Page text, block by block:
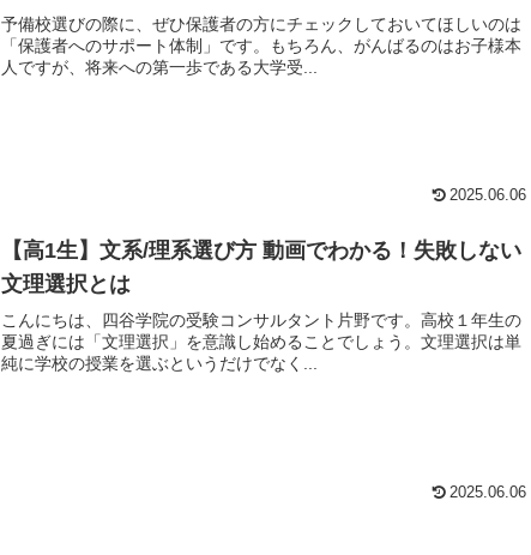
予備校選びの際に、ぜひ保護者の方にチェックしておいてほしいのは
「保護者へのサポート体制」です。もちろん、がんばるのはお子様本
人ですが、将来への第一歩である大学受...
2025.06.06
【高1生】文系/理系選び方 動画でわかる！失敗しない
文理選択とは
こんにちは、四谷学院の受験コンサルタント片野です。高校１年生の
夏過ぎには「文理選択」を意識し始めることでしょう。文理選択は単
純に学校の授業を選ぶというだけでなく...
2025.06.06